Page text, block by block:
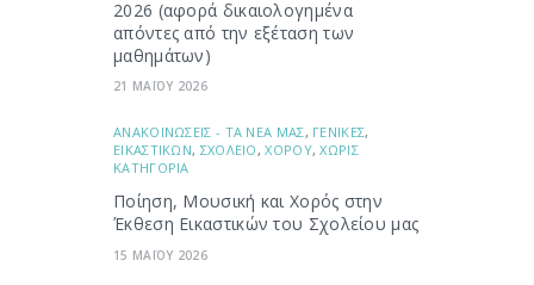
2026 (αφορά δικαιολογημένα
απόντες από την εξέταση των
μαθημάτων)
21 ΜΑΪΟΥ 2026
ΑΝΑΚΟΙΝΩΣΕΙΣ - ΤΑ ΝΕΑ ΜΑΣ, ΓΕΝΙΚΕΣ,
ΕΙΚΑΣΤΙΚΩΝ, ΣΧΟΛΕΙΟ,ΧΟΡΟΥ,ΧΩΡΙΣ
ΚΑΤΗΓΟΡΙΑ
Ποίηση, Μουσική και Χορός στην
Έκθεση Εικαστικών του Σχολείου μας
15 ΜΑΪΟΥ 2026